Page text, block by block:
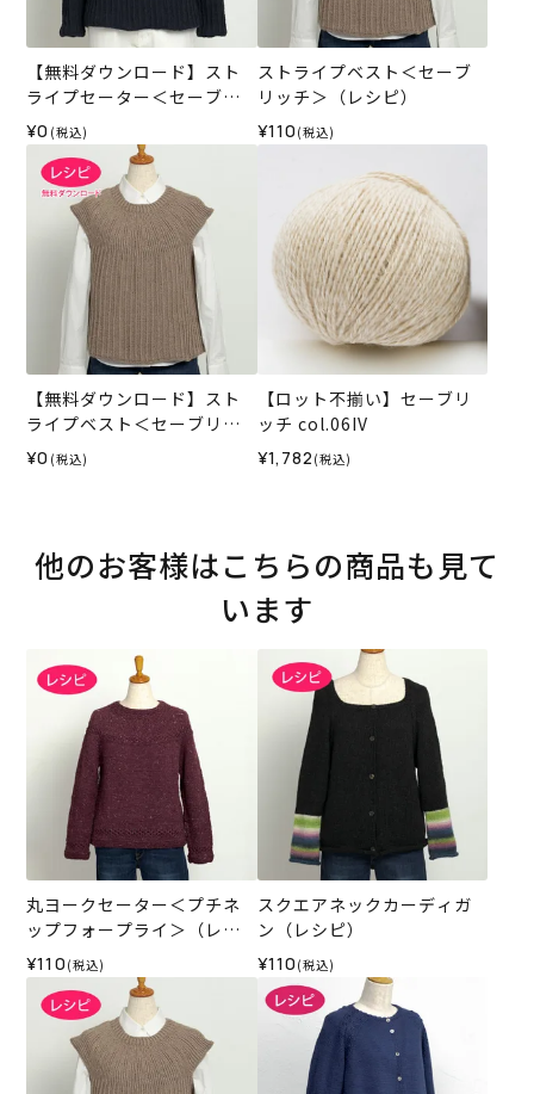
【無料ダウンロード】スト
ライプセーター＜セーブリ
ッチ＞（レシピ）
¥0 (税込)
ストライプベスト＜セーブ
リッチ＞（レシピ）
¥110 (税込)
【無料ダウンロード】スト
ライプベスト＜セーブリッ
チ＞（レシピ）
¥0 (税込)
【ロット不揃い】セーブリ
ッチ col.06IV
¥1,782 (税込)
他のお客様はこちらの商品も見て
います
丸ヨークセーター＜プチネ
ップフォープライ＞（レシ
ピ）
¥110 (税込)
スクエアネックカーディガ
ン（レシピ）
¥110 (税込)